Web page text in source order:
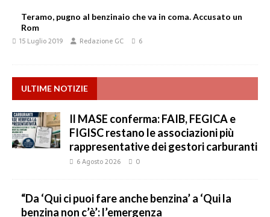
Teramo, pugno al benzinaio che va in coma. Accusato un
Rom
15 Luglio 2019 Redazione GC 6
ULTIME NOTIZIE
Il MASE conferma: FAIB, FEGICA e
FIGISC restano le associazioni più
rappresentative dei gestori carburanti
6 Agosto 2026 0
“Da ‘Qui ci puoi fare anche benzina’ a ‘Qui la
benzina non c’è’: l’emergenza